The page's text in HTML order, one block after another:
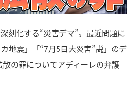
刻化する“災害デマ”。最近問題に
地震」「“7月5日大災害”説」のデ
の罪についてアディーレの弁護